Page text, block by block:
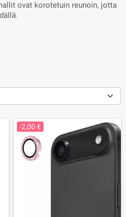
ovat korotetuin reunoin, jotta
-2,00 €